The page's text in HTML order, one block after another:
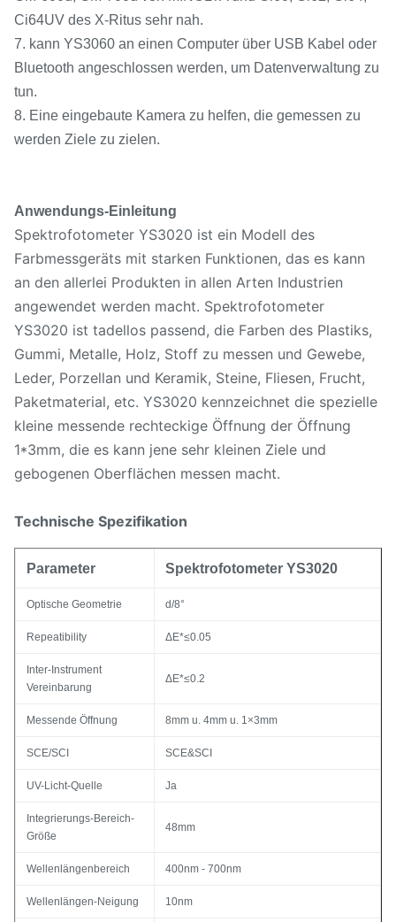
Ci64UV des X-Ritus sehr nah.
7. kann YS3060 an einen Computer über USB Kabel oder
Bluetooth angeschlossen werden, um Datenverwaltung zu
tun.
8. Eine eingebaute Kamera zu helfen, die gemessen zu
werden Ziele zu zielen.
Anwendungs-Einleitung
Spektrofotometer YS3020 ist ein Modell des
Farbmessgeräts mit starken Funktionen, das es kann
an den allerlei Produkten in allen Arten Industrien
angewendet werden macht. Spektrofotometer
YS3020 ist tadellos passend, die Farben des Plastiks,
Gummi, Metalle, Holz, Stoff zu messen und Gewebe,
Leder, Porzellan und Keramik, Steine, Fliesen, Frucht,
Paketmaterial, etc. YS3020 kennzeichnet die spezielle
kleine messende rechteckige Öffnung der Öffnung
1*3mm, die es kann jene sehr kleinen Ziele und
gebogenen Oberflächen messen macht.
Technische Spezifikation
Parameter Spektrofotometer YS3020
Optische Geometrie d/8°
Repeatibility ΔE*≤0.05
Inter-Instrument
Vereinbarung
ΔE*≤0.2
Messende Öffnung 8mm u. 4mm u. 1×3mm
SCE/SCI SCE&SCI
UV-Licht-Quelle Ja
Integrierungs-Bereich-
Größe
48mm
Wellenlängenbereich 400nm - 700nm
Wellenlängen-Neigung 10nm